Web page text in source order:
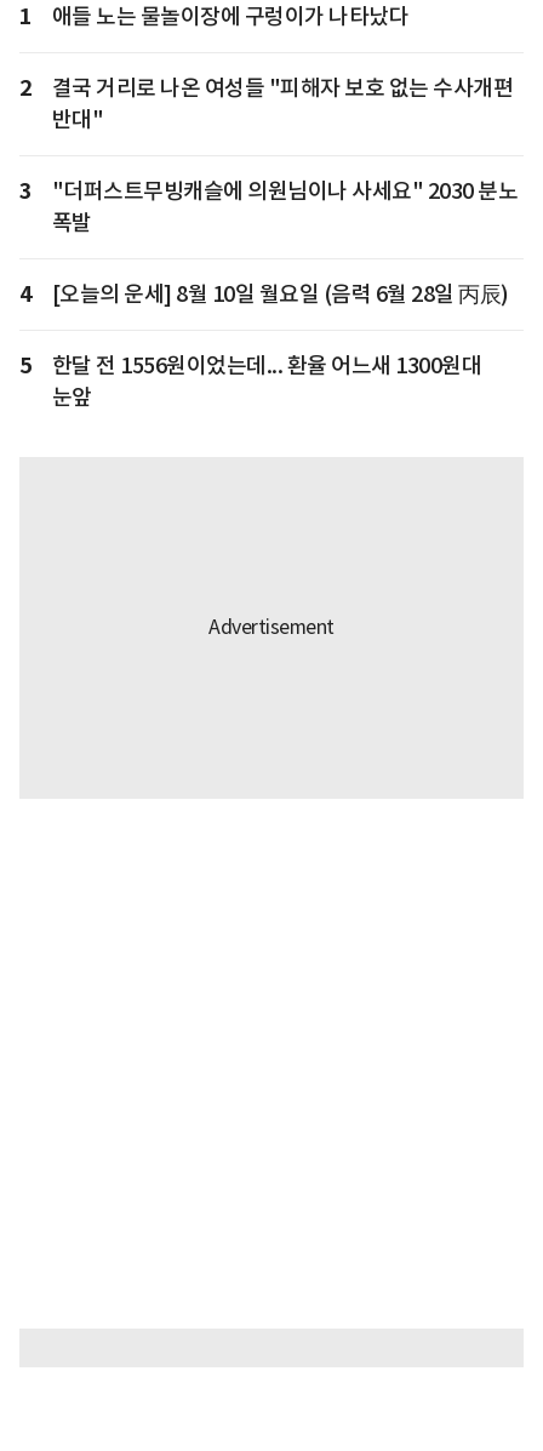
1 애들 노는 물놀이장에 구렁이가 나타났다
2
결국 거리로 나온 여성들 "피해자 보호 없는 수사개편
반대"
3
"더퍼스트무빙캐슬에 의원님이나 사세요" 2030 분노
폭발
4 [오늘의 운세] 8월 10일 월요일 (음력 6월 28일 丙辰)
5
한달 전 1556원이었는데... 환율 어느새 1300원대
눈앞